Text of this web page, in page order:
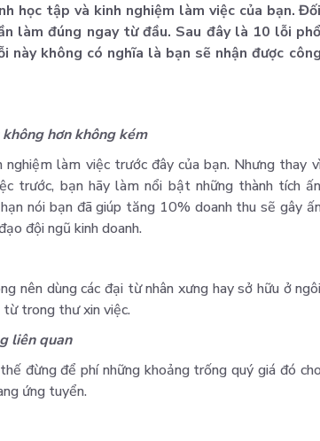
tập và kinh nghiệm làm việc của bạn. Đối
làm đúng ngay từ đầu. Sau đây là 10 lỗi phổ
này không có nghĩa là bạn sẽ nhận được công
hơn không kém
làm việc trước đây của bạn. Nhưng thay
trước, bạn hãy làm nổi bật những thành tích ấn
nói bạn đã giúp tăng 10% doanh thu sẽ gây
đội ngũ kinh doanh.
nên dùng các đại từ nhân xưng hay sở hữu ở ngôi
từ trong thư xin việc.
liên quan
đừng để phí những khoảng trống quý giá đó cho
ứng tuyển.